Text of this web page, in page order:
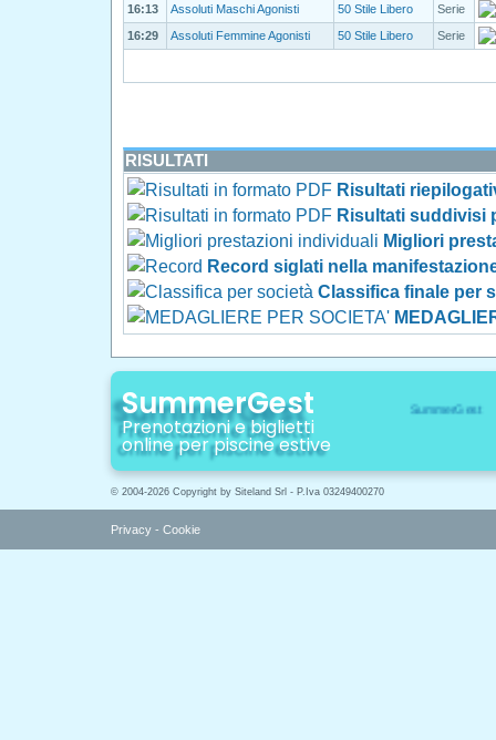
16:13
Assoluti Maschi Agonisti 50 Stile Libero
Serie
16:29
Assoluti Femmine Agonisti 50 Stile Libero Serie
RISULTATI
Risultati
Risultati suddivisi
Migliori
Record siglati nella
Classifica finale per
SummerGest
Prenotazioni e biglietti
online per piscine estive
© 2004-2026 Copyright by Siteland Srl - P.Iva 03249400270
Privacy - Cookie